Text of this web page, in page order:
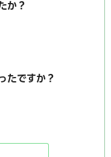
か？
たですか？